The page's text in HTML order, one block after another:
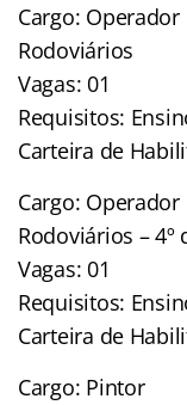
Cargo:
Rodoviários
Vagas: 01
Requisitos:
Carteira de
Cargo:
Rodoviários –
Vagas: 01
Requisitos:
Carteira de
Cargo: Pintor